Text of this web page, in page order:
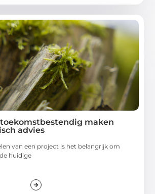
maken
advies
van een project is het belangrijk om
huidige